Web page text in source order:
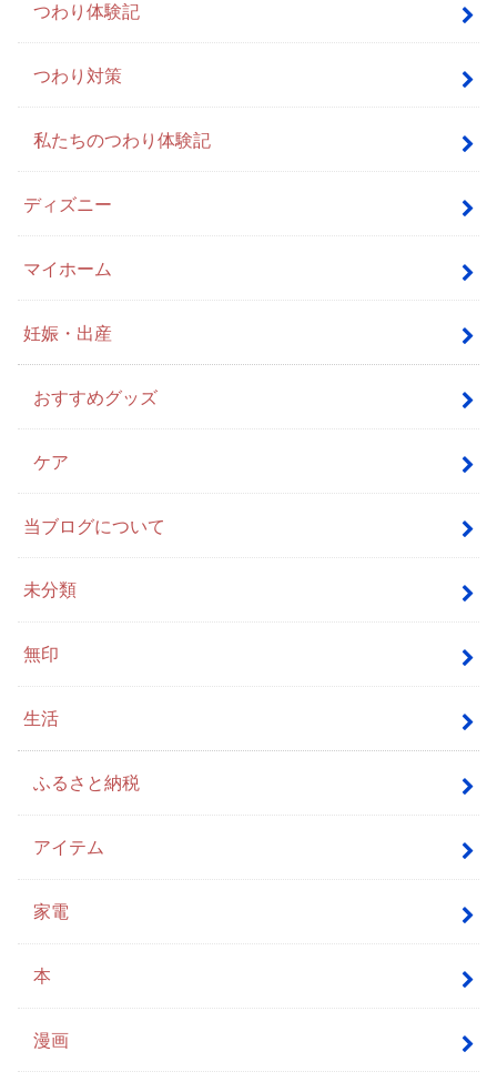
つわり体験記
つわり対策
私たちのつわり体験記
ディズニー
マイホーム
妊娠・出産
おすすめグッズ
ケア
当ブログについて
未分類
無印
生活
ふるさと納税
アイテム
家電
本
漫画